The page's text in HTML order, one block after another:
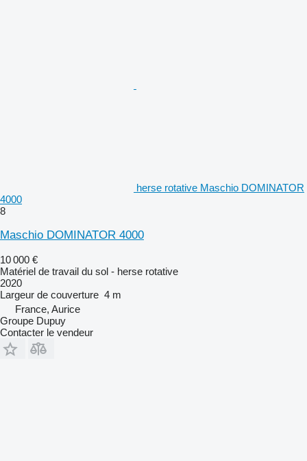
herse rotative Maschio DOMINATOR
4000
8
Maschio DOMINATOR 4000
10 000 €
Matériel de travail du sol - herse rotative
2020
Largeur de couverture 4 m
France, Aurice
Groupe Dupuy
Contacter le vendeur